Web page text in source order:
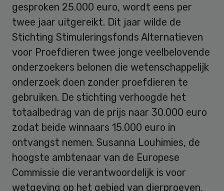
gesproken 25.000 euro, wordt eens per
twee jaar uitgereikt. Dit jaar wilde de
Stichting Stimuleringsfonds Alternatieven
voor Proefdieren twee jonge veelbelovende
onderzoekers belonen die wetenschappelijk
onderzoek doen zonder proefdieren te
gebruiken. De stichting verhoogde het
totaalbedrag van de prijs naar 30.000 euro
zodat beide winnaars 15.000 euro in
ontvangst nemen. Susanna Louhimies, de
hoogste ambtenaar van de Europese
Commissie die verantwoordelijk is voor
wetgeving op het gebied van dierproeven,